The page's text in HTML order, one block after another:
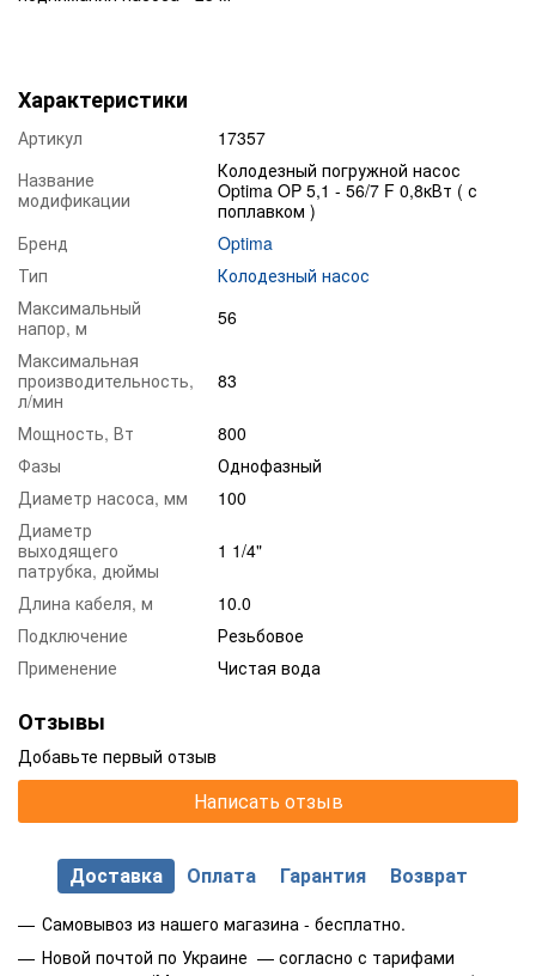
Характеристики
Артикул
17357
Название
модификации
Колодезный погружной насос
Optima OP 5,1 - 56/7 F 0,8кВт ( с
поплавком )
Бренд
Optima
Тип
Колодезный насос
Максимальный
напор, м
56
Максимальная
производительность,
л/мин
83
Мощность, Вт
800
Фазы
Однофазный
Диаметр насоса, мм
100
Диаметр
выходящего
патрубка, дюймы
1 1/4"
Длина кабеля, м
10.0
Подключение
Резьбовое
Применение
Чистая вода
Отзывы
Добавьте первый отзыв
Написать отзыв
Доставка Оплата Гарантия Возврат
Самовывоз из нашего магазина - бесплатно.
Новой почтой по Украине — согласно с тарифами